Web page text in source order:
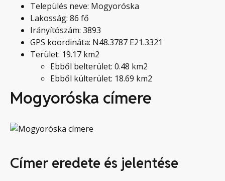
Település neve: Mogyoróska
Lakosság: 86 fő
Irányítószám: 3893
GPS koordináta: N48.3787 E21.3321
Terület: 19.17 km2
Ebből belterület: 0.48 km2
Ebből külterület: 18.69 km2
Mogyoróska címere
Címer eredete és jelentése